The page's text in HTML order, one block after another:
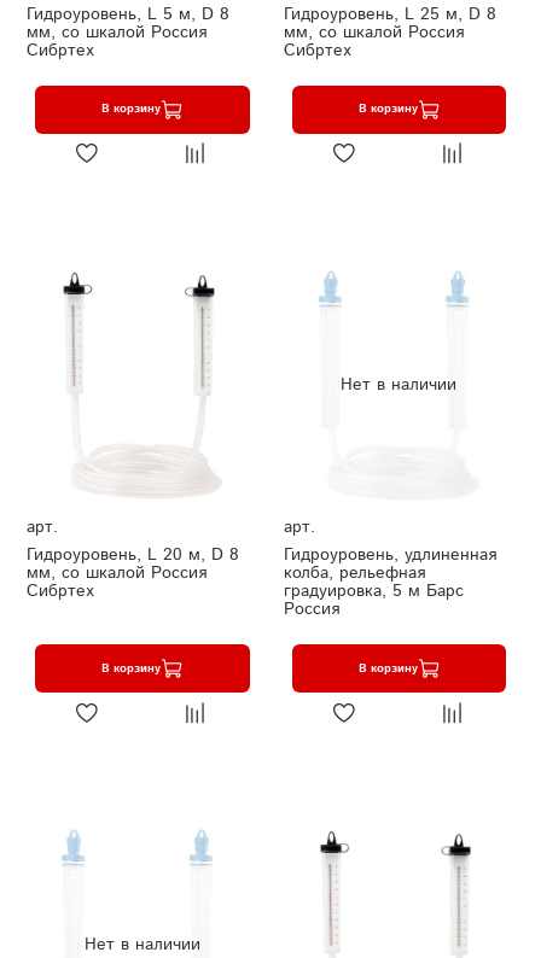
Гидроуровень, L 5 м, D 8
мм, со шкалой Россия
Сибртех
В корзину
Гидроуровень, L 25 м, D 8
мм, со шкалой Россия
Сибртех
В корзину
арт.
Гидроуровень, L 20 м, D 8
мм, со шкалой Россия
Сибртех
В корзину
Нет в наличии
арт.
Гидроуровень, удлиненная
колба, рельефная
градуировка, 5 м Барс
Россия
В корзину
Нет в наличии